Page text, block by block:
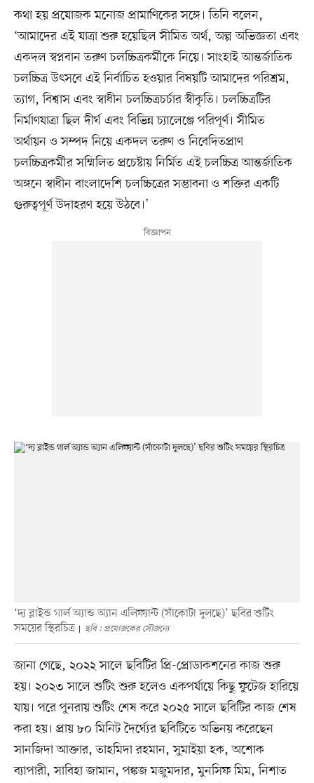
কথা হয় প্রযোজক মনোজ প্রামাণিকের সঙ্গে। তিনি বলেন,
‘আমাদের এই যাত্রা শুরু হয়েছিল সীমিত অর্থ, অল্প অভিজ্ঞতা এবং
একদল স্বপ্নবান তরুণ চলচ্চিত্রকর্মীকে নিয়ে। সাংহাই আন্তর্জাতিক
চলচ্চিত্র উৎসবে এই নির্বাচিত হওয়ার বিষয়টি আমাদের পরিশ্রম,
ত্যাগ, বিশ্বাস এবং স্বাধীন চলচ্চিত্রচর্চার স্বীকৃতি। চলচ্চিত্রটির
নির্মাণযাত্রা ছিল দীর্ঘ এবং বিভিন্ন চ্যালেঞ্জে পরিপূর্ণ। সীমিত
অর্থায়ন ও সম্পদ নিয়ে একদল তরুণ ও নিবেদিতপ্রাণ
চলচ্চিত্রকর্মীর সম্মিলিত প্রচেষ্টায় নির্মিত এই চলচ্চিত্র আন্তর্জাতিক
অঙ্গনে স্বাধীন বাংলাদেশি চলচ্চিত্রের সম্ভাবনা ও শক্তির একটি
গুরুত্বপূর্ণ উদাহরণ হয়ে উঠবে।’
‘দ্য ব্লাইন্ড গার্ল অ্যান্ড অ্যান এলিফ্যান্ট (সাঁকোটা দুলছে)’ ছবির শুটিং
সময়ের স্থিরচিত্র
ছবি : প্রযোজকের সৌজন্যে
জানা গেছে, ২০২২ সালে ছবিটির প্রি-প্রোডাকশনের কাজ শুরু
হয়। ২০২৩ সালে শুটিং শুরু হলেও একপর্যায়ে কিছু ফুটেজ হারিয়ে
যায়। পরে পুনরায় শুটিং শেষ করে ২০২৫ সালে ছবিটির কাজ শেষ
করা হয়। প্রায় ৮০ মিনিট দৈর্ঘ্যের ছবিটিতে অভিনয় করেছেন
সানজিদা আক্তার, তাহমিদা রহমান, সুমাইয়া হক, অশোক
ব্যাপারী, সাবিহা জামান, পঙ্কজ মজুমদার, মুনসিফ মিম, নিশাত